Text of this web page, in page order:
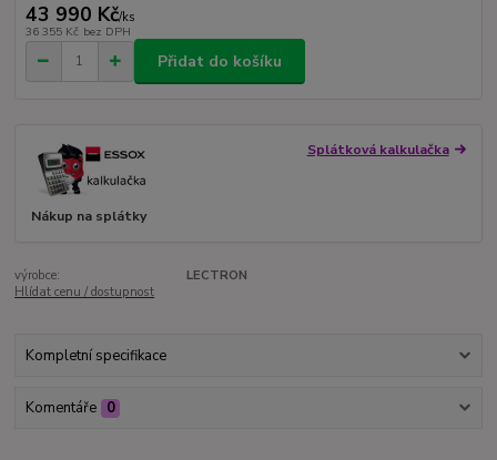
43 990 Kč/ks
36 355 Kč bez DPH
Přidat do košíku
Splátková kalkulačka
Nákup na splátky
výrobce:
LECTRON
Hlídat cenu / dostupnost
Kompletní specifikace
Komentáře 0